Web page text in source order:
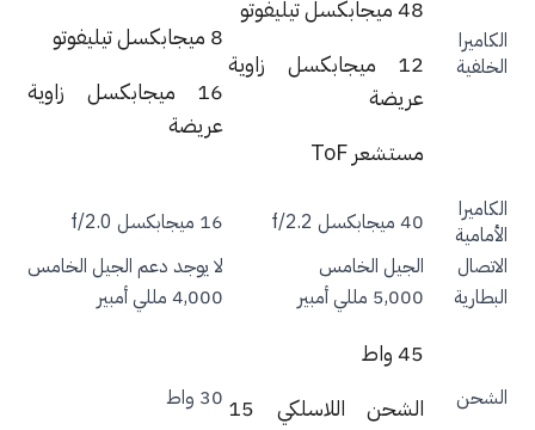
12 ميجابكسل زاوية
عريضة
مستشعر ToF
16 ميجابكسل زاوية
عريضة
40 ميجابكسل f/2.2
الجيل الخامس
لا يوجد دعم الجيل الخامس
5,000 مللي أمبير 4,000 مللي أمبير
الشحن اللاسلكي 15
30 واط